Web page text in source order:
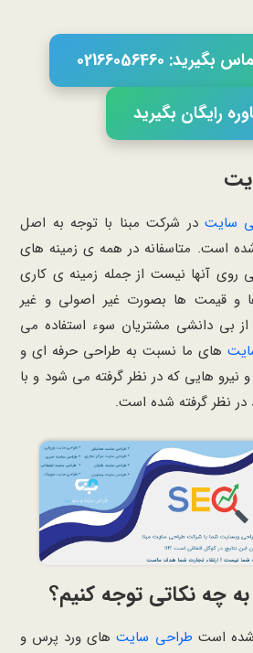
02166056460
رایگان بگیرید
سایت در شرکت مبنا با توجه به اصل
است. متاسفانه در همه ی زمینه های
آنها نیست از جمله زمینه ی کاری
و قیمت ها بصورت غیر اصولی و غیر
بی دانشی مشتریان سوء استفاده می
های ما نسبت به طراحی حرفه ای و
هایی که در نظر گرفته می شود و با
چه نکاتی توجه کنیم؟
شده است طراحی سایتهای ورد پرس و